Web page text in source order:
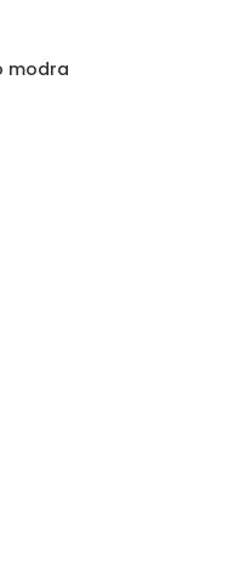
modra